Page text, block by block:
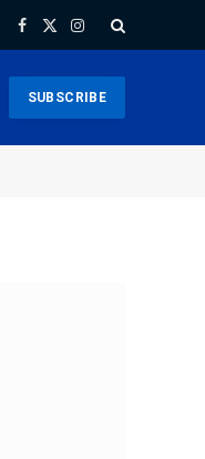
Facebook
X
Instagram
SUBSCRIBE